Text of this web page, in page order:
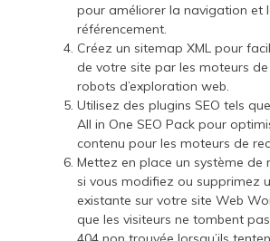
pour améliorer la navigation et
référencement.
Créez un sitemap XML pour
de votre site par les moteurs de
robots d’exploration web.
Utilisez des plugins SEO tels
All in One SEO Pack pour
contenu pour les moteurs de
Mettez en place un système de
si vous modifiez ou supprimez
existante sur votre site Web
que les visiteurs ne tombent